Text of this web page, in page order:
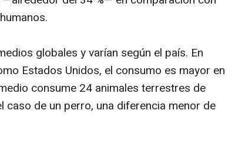
globales y varían según el país. En
Estados Unidos, el consumo es mayor en
consume 24 animales terrestres de
caso de un perro, una diferencia menor de